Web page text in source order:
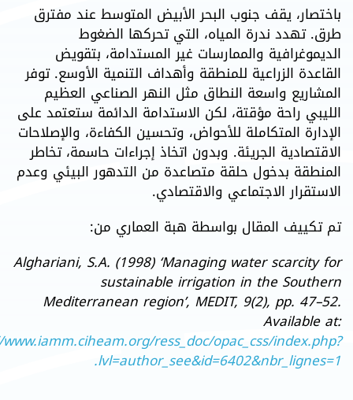
باختصار، يقف جنوب البحر الأبيض المتوسط عند مفترق
طرق. تهدد ندرة المياه، التي تحركها الضغوط
الديموغرافية والممارسات غير المستدامة، بتقويض
القاعدة الزراعية للمنطقة وأهداف التنمية الأوسع. توفر
المشاريع واسعة النطاق مثل النهر الصناعي العظيم
الليبي راحة مؤقتة، لكن الاستدامة الدائمة ستعتمد على
الإدارة المتكاملة للأحواض، وتحسين الكفاءة، والإصلاحات
الاقتصادية الجريئة. وبدون اتخاذ إجراءات حاسمة، تخاطر
المنطقة بدخول حلقة متصاعدة من التدهور البيئي وعدم
الاستقرار الاجتماعي والاقتصادي.
تم تكييف المقال بواسطة هبة العماري من:
Alghariani, S.A. (1998) ‘Managing water scarcity for
sustainable irrigation in the Southern
Mediterranean region’, MEDIT, 9(2), pp. 47–52.
Available at:
ress_doc/opac_css/index.php?
lvl=author_see&id=6402&nbr_lignes=1.